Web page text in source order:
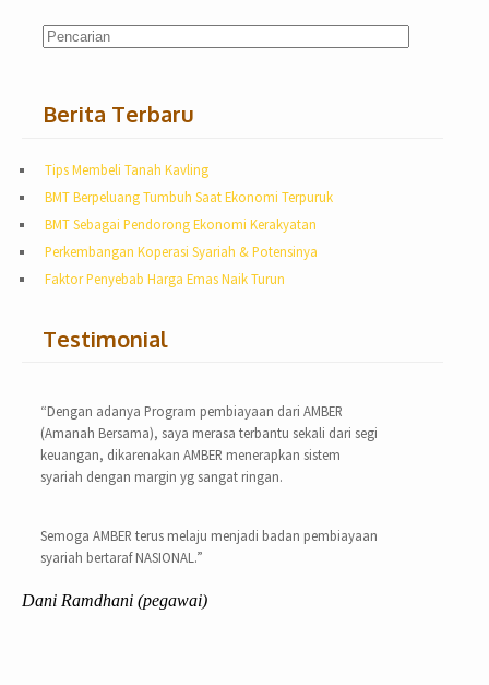
Berita Terbaru
Tips Membeli Tanah Kavling
BMT Berpeluang Tumbuh Saat Ekonomi Terpuruk
BMT Sebagai Pendorong Ekonomi Kerakyatan
Perkembangan Koperasi Syariah & Potensinya
Faktor Penyebab Harga Emas Naik Turun
Testimonial
“Dengan adanya Program pembiayaan dari AMBER
(Amanah Bersama), saya merasa terbantu sekali dari segi
keuangan, dikarenakan AMBER menerapkan sistem
syariah dengan margin yg sangat ringan.
Semoga AMBER terus melaju menjadi badan pembiayaan
syariah bertaraf NASIONAL.”
Dani Ramdhani (pegawai)